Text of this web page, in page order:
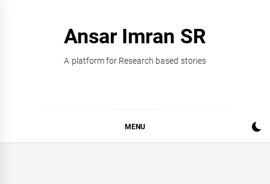
Ansar Imran SR
A platform for Research based stories
MENU